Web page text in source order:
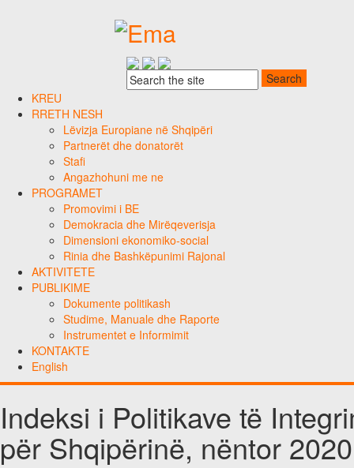
KREU
RRETH NESH
Lëvizja Europiane në Shqipëri
Partnerët dhe donatorët
Stafi
Angazhohuni me ne
PROGRAMET
Promovimi i BE
Demokracia dhe Mirëqeverisja
Dimensioni ekonomiko-social
Rinia dhe Bashkëpunimi Rajonal
AKTIVITETE
PUBLIKIME
Dokumente politikash
Studime, Manuale dhe Raporte
Instrumentet e Informimit
KONTAKTE
English
Indeksi i Politikave të
për Shqipërinë, nëntor 2020